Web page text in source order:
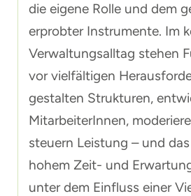
die eigene Rolle und dem
erprobter Instrumente. Im
Verwaltungsalltag stehen
vor vielfältigen
gestalten Strukturen,
MitarbeiterInnen,
steuern Leistung – und
hohem Zeit- und
unter dem Einfluss einer